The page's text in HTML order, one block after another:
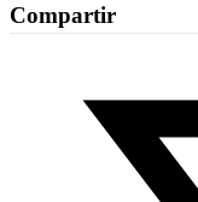
Compartir